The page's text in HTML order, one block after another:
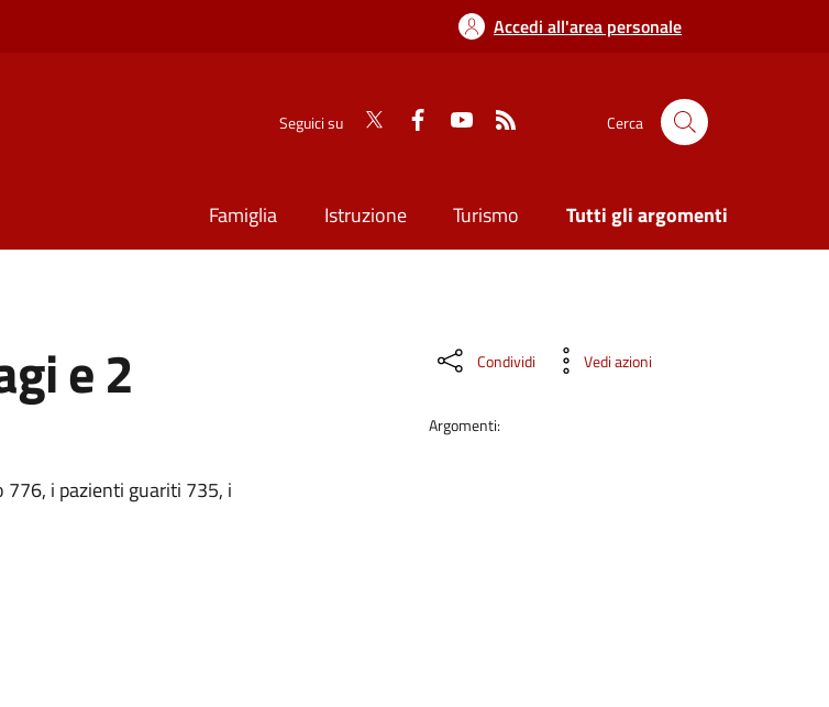
Accedi all'area personale
Seguici su Cerca
Famiglia Istruzione Turismo Tutti gli argomenti
e 2
776, i pazienti guariti 735, i
Condividi Vedi azioni
Argomenti: